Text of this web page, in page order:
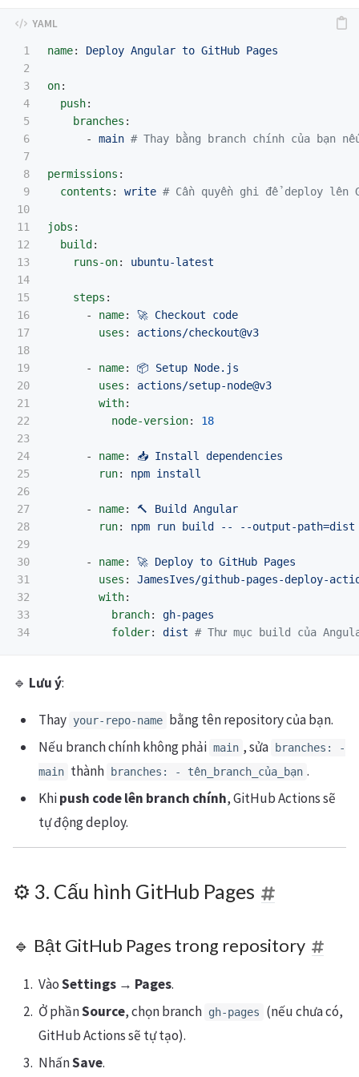
1
2
3
4
5
6
7
8
9
10
11
12
13
14
15
16
17
18
19
20
21
22
23
24
25
26
27
28
29
30
31
32
33
name: Deploy Angular to GitHub Pages
on:
push:
branches :
-
main # Thay bằng branch chính của bạn
permissions :
contents : write # Cần quyền ghi để deploy lên
jobs :
build :
runs-on: ubuntu-latest
steps :
-
name:
🚀 Checkout code
uses : actions/checkout@v3
- name:
📦 Setup Node.js
uses :
actions/setup-node@v3
with:
node-version: 18
- name:
📥 Install dependencies
run: npm install
- name:
🔨 Build Angular
run: npm run build -- --output-path=dist
- name:
🚀 Deploy to GitHub Pages
uses :
JamesIves/github-pages-deploy-
with:
branch:
gh-pages
folder: dist # Thư mục build của
🔹 Lưu ý:
Thay your-repo-name bằng tên repository của bạn.
Nếu branch chính không phải main , sửa
branches: -
main thành branches: - tên_branch_của_bạn .
Khipush code lên branch chính, GitHub Actions sẽ
tự động deploy.
⚙ 3. Cấu hình GitHub Pages
🔹 Bật GitHub Pages trong repository
VàoSettings → Pages.
Ở phầnSource, chọn branch gh-pages
(nếu chưa có,
GitHub Actions sẽ tự tạo).
NhấnSave.